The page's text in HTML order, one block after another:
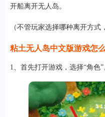
开船离开无人岛。
（不管玩家选择哪种离开方式
粘土无人岛中文版游戏怎
1、首先打开游戏，选择“角色”